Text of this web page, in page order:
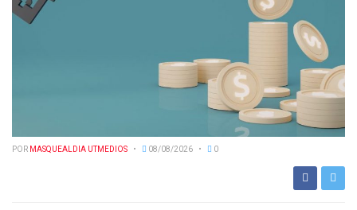
POR MASQUEALDIA UTMEDIOS 08/08/2026 0